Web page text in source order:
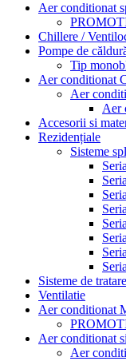
Aer conditionat
Chillere /
Pompe de
Tip
Aer conditionat
Aer
Aer
Accesorii si
Rezidențiale
Sisteme
Sisteme de
Ventilatie
Aer conditionat
Aer conditionat
Aer